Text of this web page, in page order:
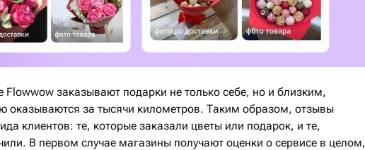
Flowwow заказывают подарки не только себе, но и близким,
оказываются за тысячи километров. Таким образом, отзывы
клиентов: те, которые заказали цветы или подарок, и те,
В первом случае магазины получают оценки о сервисе в целом,